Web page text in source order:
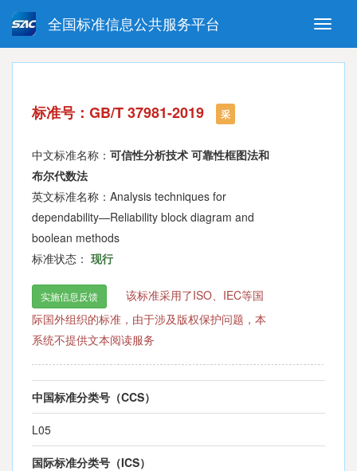
Toggle
全国标准信息公共服务平台
强制性国家标准 推荐性国家标准
指导性技术文件 (National standards in foreign
language version)
标准号：GB/T 37981-2019 采
中文标准名称： 可信性分析技术 可靠性框图法和
布尔代数法
英文标准名称：Analysis techniques for
dependability—Reliability block diagram and
boolean methods
标准状态： 现行
实施信息反馈
该标准采用了ISO、IEC等国
际国外组织的标准，由于涉及版权保护问题，本
系统不提供文本阅读服务
中国标准分类号（CCS）
L05
国际标准分类号（ICS）